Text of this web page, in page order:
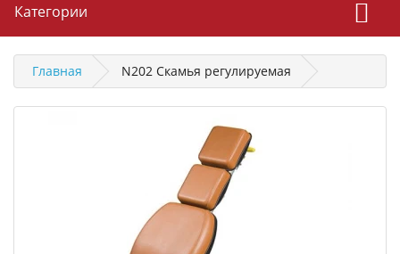
Категории
Главная N202 Скамья регулируемая